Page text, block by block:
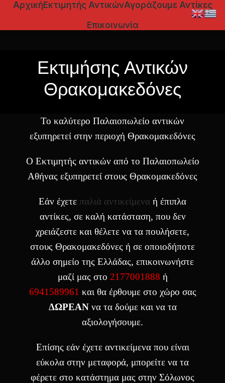
ΑρχικήΕκτιμητής ΑντικώνΑγοράζουμε Αντίκες
Επικοινωνία
Εκτιμήσης Αντικών
Θρακομακεδόνες
Το καλύτερο Παλαιοπωλείο αντικών
εξυπηρετεί στην περιοχή Θρακομακεδόνες
Ο Εκτιμητής αντικών από το Παλαιοπωλείο
Αθήνας εξυπηρετεί στους Θρακομακεδόνες
Εάν έχετε παλιά αντικείμενα ή έπιπλα
αντίκες, σε καλή κατάσταση, που δεν
χρειάζεστε και θέλετε να τα πουλήσετε,
στους Θρακομακεδόνες ή σε οποιοδήποτε
άλλο σημείο της Ελλάδας, επικοινωνήστε
μαζί μας στο 2177001888 ή
6941589961 και θα έρθουμε στο χώρο σας
ΔΩΡΕΑΝνα τα δούμε και να τα
αξιολογήσουμε.
Επίσης εάν έχετε αντικείμενα που είναι
εύκολα στην μεταφορά, μπορείτε να τα
φέρετε στο κατάστημα μας στην Σόλωνος